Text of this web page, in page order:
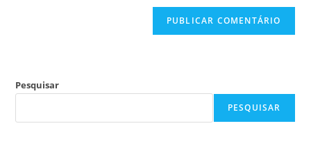
Pesquisar
PESQUISAR